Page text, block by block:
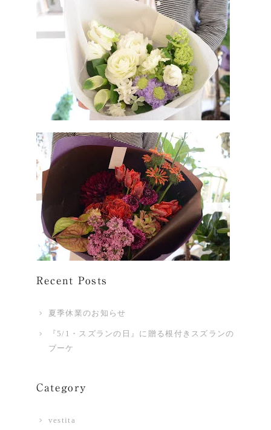
Recent Posts
夏季休業のお知らせ
『5/1・スズランの日』に贈る根付きスズランの
ブーケ
Category
vestita